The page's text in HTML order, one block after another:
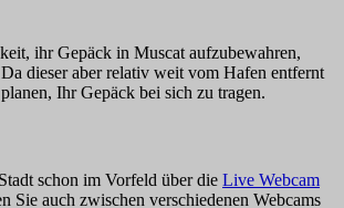
ihr Gepäck in Muscat aufzubewahren,
dieser aber relativ weit vom Hafen entfernt
Ihr Gepäck bei sich zu tragen.
schon im Vorfeld über die Live Webcam
Sie auch zwischen verschiedenen Webcams